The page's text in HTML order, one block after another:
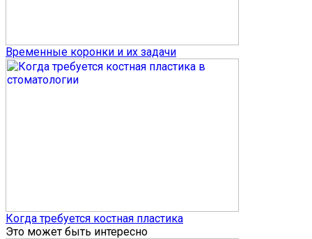
Временные коронки и их задачи
Когда требуется костная пластика
Это может быть интересно